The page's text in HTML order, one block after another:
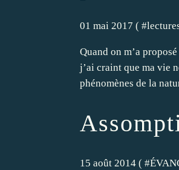
01 mai 2017 ( #
Quand on m’a
j’ai craint que ma vie
phénomènes de la
15 août 2014 ( #